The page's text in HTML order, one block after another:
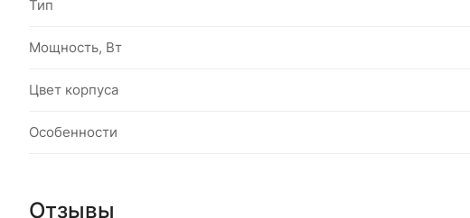
Тип
Мощность, Вт
Цвет корпуса
Особенности
Отзывы